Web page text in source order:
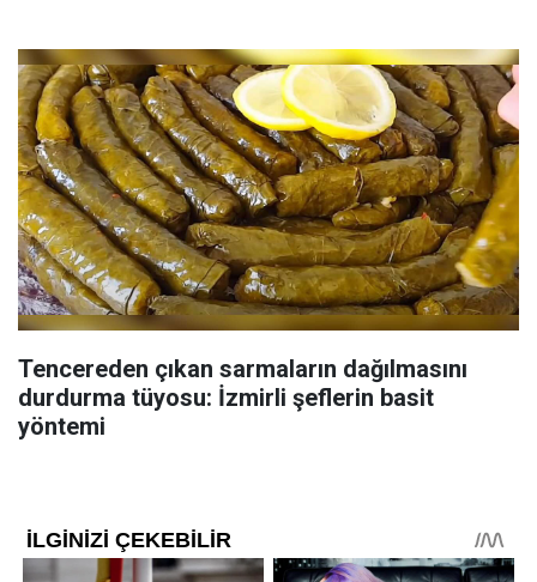
Tencereden çıkan sarmaların dağılmasını
durdurma tüyosu: İzmirli şeflerin basit
yöntemi